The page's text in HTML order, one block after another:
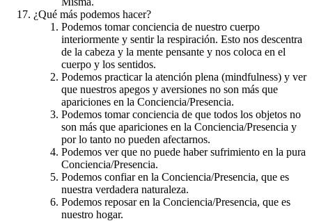
¿Qué más podemos hacer?
Podemos tomar conciencia de nuestro cuerpo
interiormente y sentir la respiración. Esto nos descentra
de la cabeza y la mente pensante y nos coloca en el
cuerpo y los sentidos.
Podemos practicar la atención plena (mindfulness) y ver
que nuestros apegos y aversiones no son más que
apariciones en la Conciencia/Presencia.
Podemos tomar conciencia de que todos los objetos no
son más que apariciones en la Conciencia/Presencia y
por lo tanto no pueden afectarnos.
Podemos ver que no puede haber sufrimiento en la pura
Conciencia/Presencia.
Podemos confiar en la Conciencia/Presencia, que es
nuestra verdadera naturaleza.
Podemos reposar en la Conciencia/Presencia, que es
nuestro hogar.